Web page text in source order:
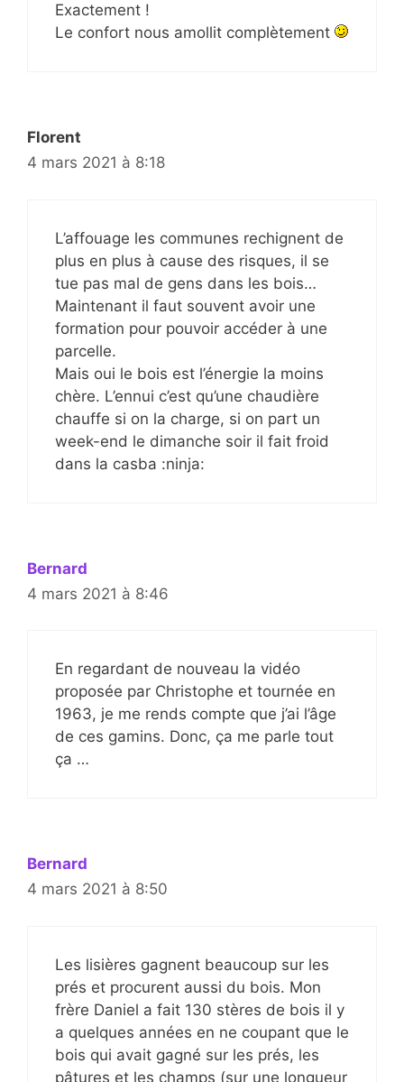
Exactement !
Le confort nous amollit complètement
Florent
4 mars 2021 à 8:18
L’affouage les communes rechignent de
plus en plus à cause des risques, il se
tue pas mal de gens dans les bois…
Maintenant il faut souvent avoir une
formation pour pouvoir accéder à une
parcelle.
Mais oui le bois est l’énergie la moins
chère. L’ennui c’est qu’une chaudière
chauffe si on la charge, si on part un
week-end le dimanche soir il fait froid
dans la casba :ninja:
Bernard
4 mars 2021 à 8:46
En regardant de nouveau la vidéo
proposée par Christophe et tournée en
1963, je me rends compte que j’ai l’âge
de ces gamins. Donc, ça me parle tout
ça …
Bernard
4 mars 2021 à 8:50
Les lisières gagnent beaucoup sur les
prés et procurent aussi du bois. Mon
frère Daniel a fait 130 stères de bois il y
a quelques années en ne coupant que le
bois qui avait gagné sur les prés, les
pâtures et les champs (sur une longueur